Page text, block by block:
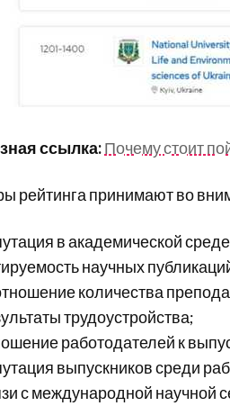
ссылка:Почему стоит
рейтинга принимают во
в академической
научных
количества
трудоустройства;
работодателей к
выпускников среди
с международной научной